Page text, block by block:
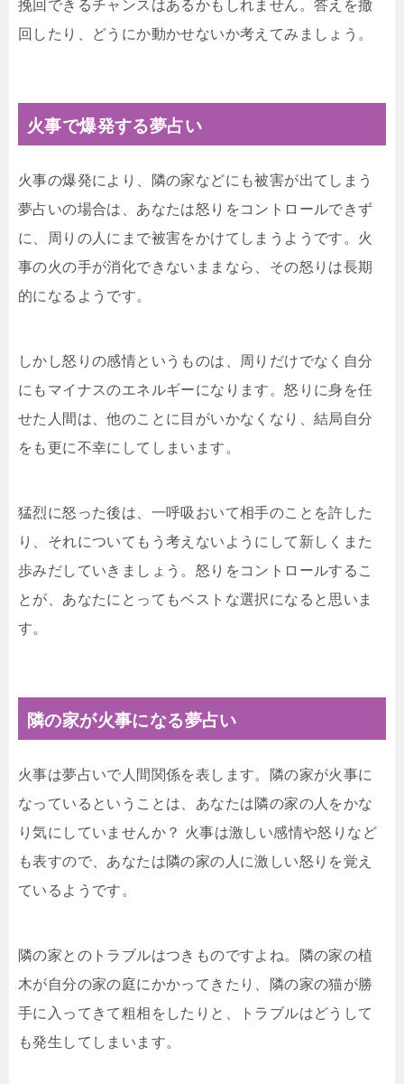
挽回できるチャンスはあるかもしれません。答えを撤
回したり、どうにか動かせないか考えてみましょう。
火事で爆発する夢占い
火事の爆発により、隣の家などにも被害が出てしまう
夢占いの場合は、あなたは怒りをコントロールできず
に、周りの人にまで被害をかけてしまうようです。火
事の火の手が消化できないままなら、その怒りは長期
的になるようです。
しかし怒りの感情というものは、周りだけでなく自分
にもマイナスのエネルギーになります。怒りに身を任
せた人間は、他のことに目がいかなくなり、結局自分
をも更に不幸にしてしまいます。
猛烈に怒った後は、一呼吸おいて相手のことを許した
り、それについてもう考えないようにして新しくまた
歩みだしていきましょう。怒りをコントロールするこ
とが、あなたにとってもベストな選択になると思いま
す。
隣の家が火事になる夢占い
火事は夢占いで人間関係を表します。隣の家が火事に
なっているということは、あなたは隣の家の人をかな
り気にしていませんか？ 火事は激しい感情や怒りなど
も表すので、あなたは隣の家の人に激しい怒りを覚え
ているようです。
隣の家とのトラブルはつきものですよね。隣の家の植
木が自分の家の庭にかかってきたり、隣の家の猫が勝
手に入ってきて粗相をしたりと、トラブルはどうして
も発生してしまいます。